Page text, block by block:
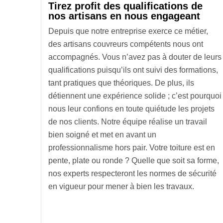
Tirez profit des qualifications de
nos artisans en nous engageant
Depuis que notre entreprise exerce ce métier,
des artisans couvreurs compétents nous ont
accompagnés. Vous n’avez pas à douter de leurs
qualifications puisqu’ils ont suivi des formations,
tant pratiques que théoriques. De plus, ils
détiennent une expérience solide ; c’est pourquoi
nous leur confions en toute quiétude les projets
de nos clients. Notre équipe réalise un travail
bien soigné et met en avant un
professionnalisme hors pair. Votre toiture est en
pente, plate ou ronde ? Quelle que soit sa forme,
nos experts respecteront les normes de sécurité
en vigueur pour mener à bien les travaux.